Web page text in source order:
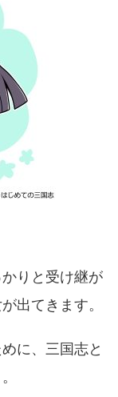
りと受け継が
出てきます。
に、三国志と